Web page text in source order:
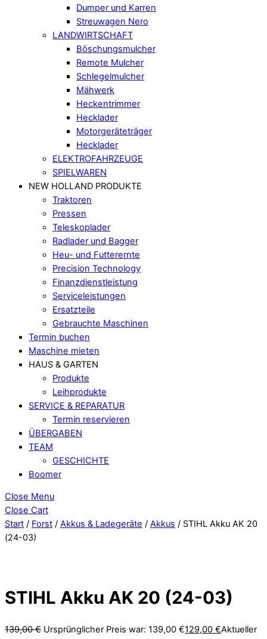
Dumper und Karren
Streuwagen Nero
LANDWIRTSCHAFT
Böschungsmulcher
Remote Mulcher
Schlegelmulcher
Mähwerk
Heckentrimmer
Hecklader
Motorgeräteträger
Hecklader
ELEKTROFAHRZEUGE
SPIELWAREN
NEW HOLLAND PRODUKTE
Traktoren
Pressen
Teleskoplader
Radlader und Bagger
Heu- und Futterernte
Precision Technology
Finanzdienstleistung
Serviceleistungen
Ersatzteile
Gebrauchte Maschinen
Termin buchen
Maschine mieten
HAUS & GARTEN
Produkte
Leihprodukte
SERVICE & REPARATUR
Termin reservieren
ÜBERGABEN
TEAM
GESCHICHTE
Boomer
Close Menu
Close Cart
Start / Forst / Akkus & Ladegeräte / Akkus / STIHL Akku AK 20
(24-03)
STIHL Akku AK 20 (24-03)
139,00€ Ursprünglicher Preis war: 139,00 €129,00 €Aktueller